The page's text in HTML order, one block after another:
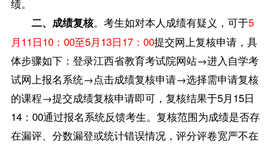
绩。
二、成绩复核。考生如对本人成绩有疑义，可于5
月11日10：00至5月13日17：00提交网上复核申请，具
体步骤如下：登录江西省教育考试院网站→进入自学考
试网上报名系统→点击成绩复核申请→选择需申请复核
的课程→提交成绩复核申请即可，复核结果于5月15日
14：00通过报名系统反馈考生。复核范围为成绩是否存
在漏评、分数漏登或统计错误情况，评分评卷宽严不在